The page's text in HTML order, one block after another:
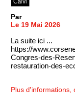
Par
Le 19 Mai 2026
La suite ici ...
https://
Congres-des-
restauration-des-
Plus d'informations,